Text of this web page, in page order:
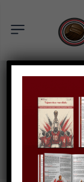
Tag: